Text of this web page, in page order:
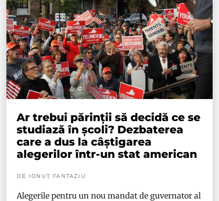
Ar trebui părinții să decidă ce se
studiază în școli? Dezbaterea
care a dus la câștigarea
alegerilor într-un stat american
DE IONUȚ FANTAZIU
Alegerile pentru un nou mandat de guvernator al